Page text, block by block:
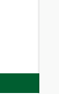
！最新雇主品